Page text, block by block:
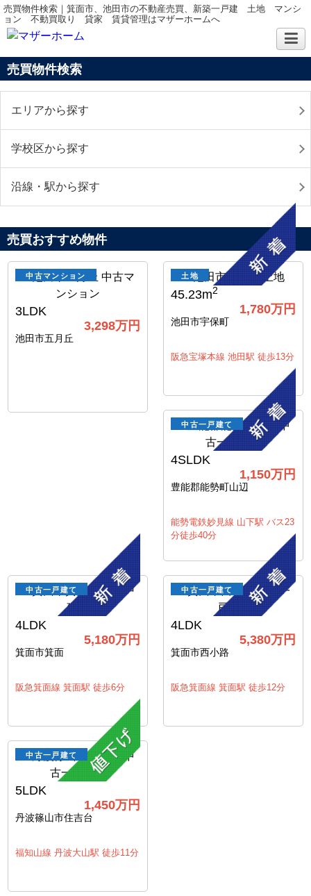
売買物件検索｜箕面市、池田市の不動産売買、新築一戸建 土地 マンシ
ョン 不動買取り 貸家 賃貸管理はマザーホームへ
売買物件検索
エリアから探す
学校区から探す
沿線・駅から探す
売買おすすめ物件
中古マンション
3LDK
3,298万円
池田市五月丘
土地
45.23m2
1,780万円
池田市宇保町
阪急宝塚本線 池田駅 徒歩13分
中古一戸建て
4SLDK
1,150万円
豊能郡能勢町山辺
能勢電鉄妙見線 山下駅 バス23
分徒歩40分
中古一戸建て
4LDK
5,180万円
箕面市箕面
阪急箕面線 箕面駅 徒歩6分
中古一戸建て
4LDK
5,380万円
箕面市西小路
阪急箕面線 箕面駅 徒歩12分
中古一戸建て
5LDK
1,450万円
丹波篠山市住吉台
福知山線 丹波大山駅 徒歩11分